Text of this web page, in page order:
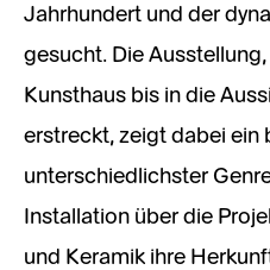
Jahrhundert und der
gesucht. Die
Kunsthaus bis in die
erstreckt, zeigt dabei ein
unterschiedlichster
Installation über die
und Keramik ihre